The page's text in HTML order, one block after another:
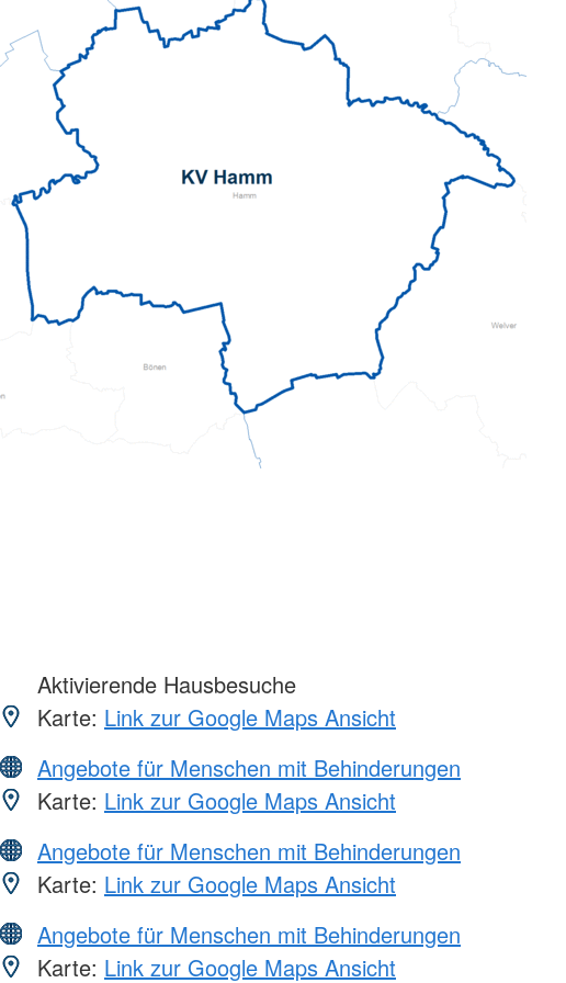
Aktivierende Hausbesuche
Karte: Link zur Google Maps Ansicht
Angebote für Menschen mit Behinderungen
Karte: Link zur Google Maps Ansicht
Angebote für Menschen mit Behinderungen
Karte: Link zur Google Maps Ansicht
Angebote für Menschen mit Behinderungen
Karte: Link zur Google Maps Ansicht